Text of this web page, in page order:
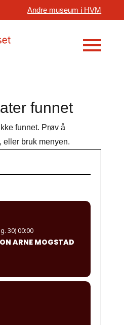
Andre museum i HVM
funnet
funnet. Prøv å
eller bruk menyen.
30) 00:00
ARNE MOGSTAD